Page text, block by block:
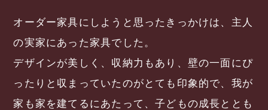
オーダー家具にしようと思ったきっかけは、主人
の実家にあった家具でした。
デザインが美しく、収納力もあり、壁の一面にぴ
ったりと収まっていたのがとても印象的で、我が
家も家を建てるにあたって、子どもの成長ととも